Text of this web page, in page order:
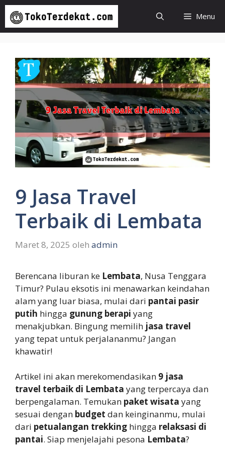
Langsung
isi
Menu
9 Jasa Travel
Terbaik di Lembata
Maret 8, 2025 oleh admin
Berencana liburan ke Lembata, Nusa Tenggara
Timur? Pulau eksotis ini menawarkan keindahan
alam yang luar biasa, mulai dari pantai pasir
putih hingga gunung berapi yang
menakjubkan. Bingung memilih jasa travel
yang tepat untuk perjalananmu? Jangan
khawatir!
Artikel ini akan merekomendasikan 9 jasa
travel terbaik di Lembata yang terpercaya dan
berpengalaman. Temukan paket wisata yang
sesuai dengan budget dan keinginanmu, mulai
dari petualangan trekking hingga relaksasi di
pantai. Siap menjelajahi pesona Lembata?